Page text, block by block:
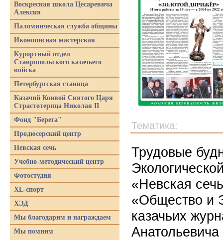
Тематика:
Трудовые
«Невская
«Общество и
казачьих
Анатольевича
Воскресная школа Цесаревича
Алексия
Паломническая служба общины
Иконописная мастерская
Курортный отдел
Ставропольского казачьего
войска
Петербургская станица
Казачий Конвой Святого Царя
Страстотерпца Николая II
Фонд "Берега"
Продюсерский центр
Невская сечь
Учебно-методический центр
Фотостудия
XL-спорт
ХЭД
Мы благодарим и награждаем
Мы помним